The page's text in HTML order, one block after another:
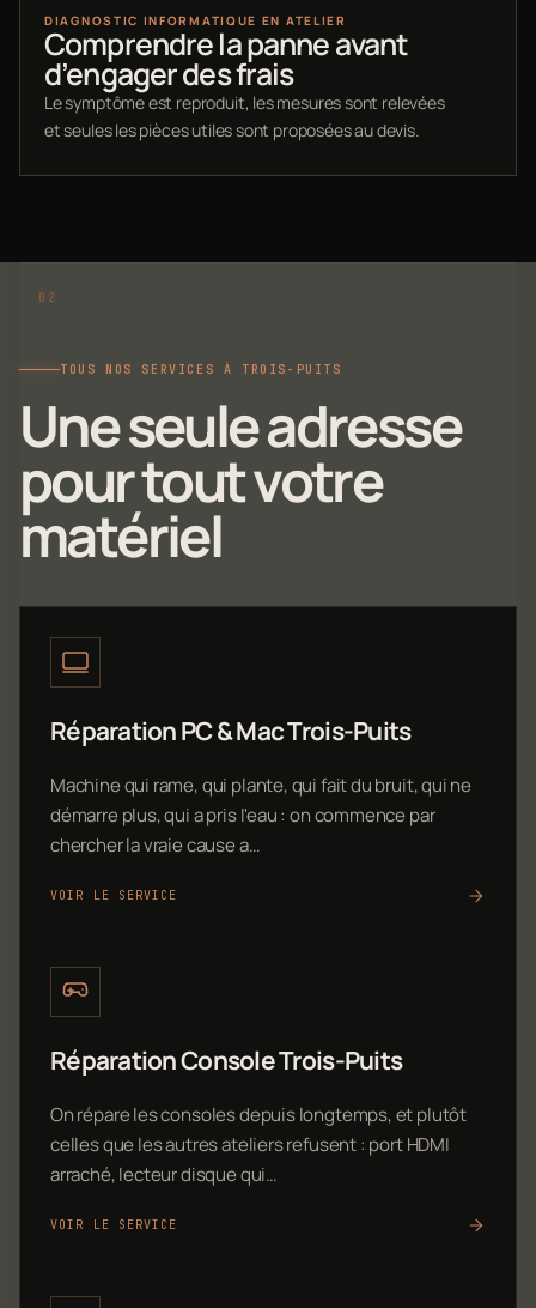
DIAGNOSTIC INFORMATIQUE EN ATELIER
Comprendre la panne avant
d’engager des frais
Le symptôme est reproduit, les mesures sont relevées
et seules les pièces utiles sont proposées au devis.
TOUS NOS SERVICES À TROIS-PUITS
Une seule adresse
pour tout votre
matériel
Réparation PC & Mac Trois-Puits
Machine qui rame, qui plante, qui fait du bruit, qui ne
démarre plus, qui a pris l'eau : on commence par
chercher la vraie cause a…
VOIR LE SERVICE
Réparation Console Trois-Puits
On répare les consoles depuis longtemps, et plutôt
celles que les autres ateliers refusent : port HDMI
arraché, lecteur disque qui…
VOIR LE SERVICE